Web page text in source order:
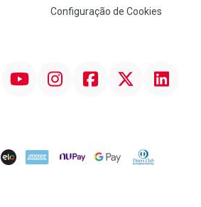
Configuração de Cookies
InstagramFacebookTwitter Linkedin
ELO AMEX NuPay Google PayDiners Club